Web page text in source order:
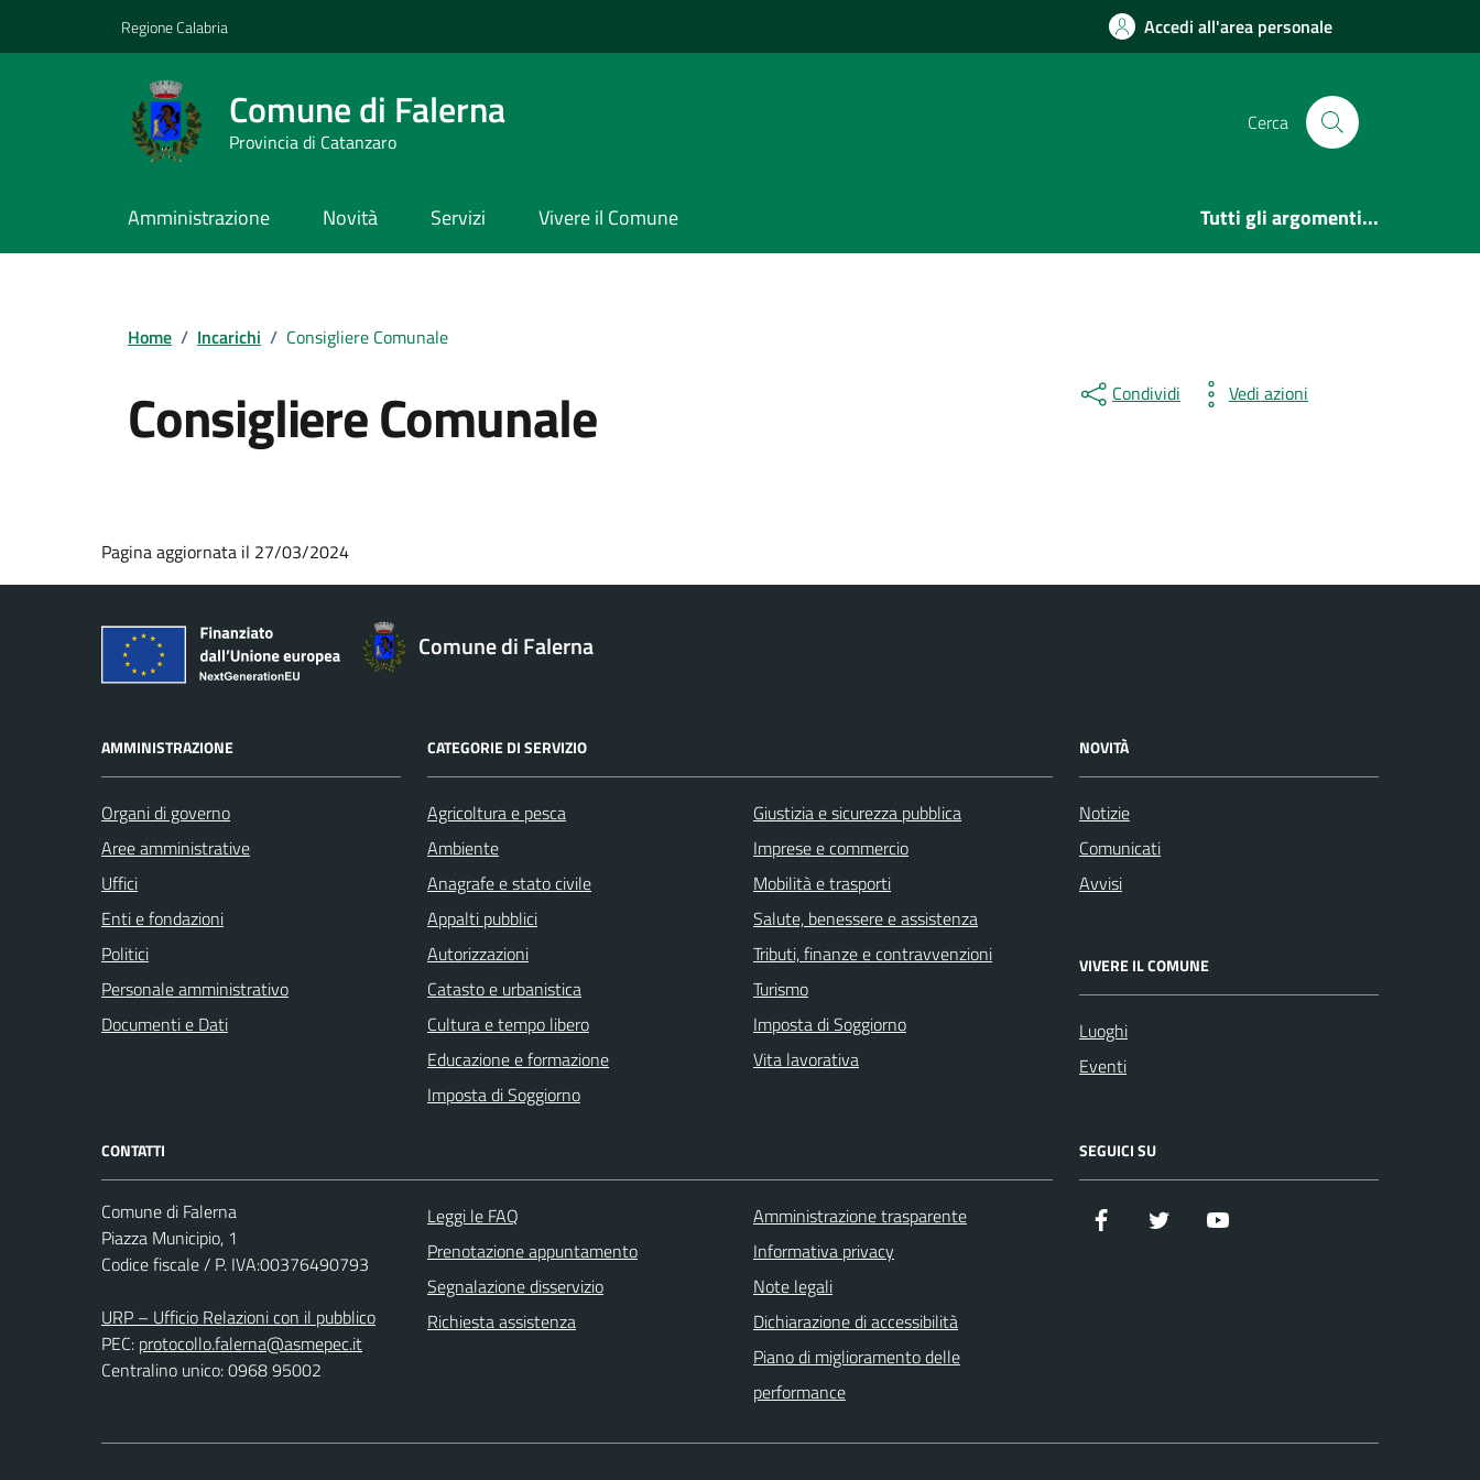
Regione Calabria Accedi all'area personale
Comune di Falerna
Provincia di Catanzaro
Cerca
Amministrazione Novità Servizi Vivere il Comune Tutti gli argomenti...
Home / Incarichi / Consigliere Comunale
Consigliere Comunale Condividi Vedi azioni
Pagina aggiornata il 27/03/2024
Comune di Falerna
AMMINISTRAZIONE
Organi di governo
Aree amministrative
Uffici
Enti e fondazioni
Politici
Personale amministrativo
Documenti e Dati
CATEGORIE DI SERVIZIO
Agricoltura e pesca
Ambiente
Anagrafe e stato civile
Appalti pubblici
Autorizzazioni
Catasto e urbanistica
Cultura e tempo libero
Educazione e formazione
Imposta di Soggiorno
Giustizia e sicurezza pubblica
Imprese e commercio
Mobilità e trasporti
Salute, benessere e assistenza
Tributi, finanze e contravvenzioni
Turismo
Imposta di Soggiorno
Vita lavorativa
NOVITÀ
Notizie
Comunicati
Avvisi
VIVERE IL COMUNE
Luoghi
Eventi
CONTATTI
Comune di Falerna
Piazza Municipio, 1
Codice fiscale / P. IVA:00376490793
URP – Ufficio Relazioni con il pubblico
PEC: protocollo.falerna@asmepec.it
Centralino unico: 0968 95002
Leggi le FAQ
Prenotazione appuntamento
Segnalazione disservizio
Richiesta assistenza
Amministrazione trasparente
Informativa privacy
Note legali
Dichiarazione di accessibilità
Piano di miglioramento delle
performance
SEGUICI SU
Facebook Twitter